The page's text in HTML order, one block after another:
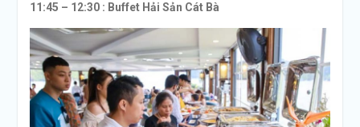
11:45 – 12:30 : Buffet Hải Sản Cát Bà